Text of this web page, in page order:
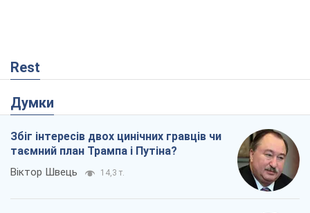
Rest
Думки
Збіг інтересів двох цинічних гравців чи
таємний план Трампа і Путіна?
Віктор Швець 14,3 т.